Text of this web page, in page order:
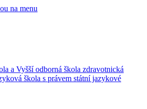
na menu
a Vyšší odborná škola zdravotnická
škola s právem státní jazykové